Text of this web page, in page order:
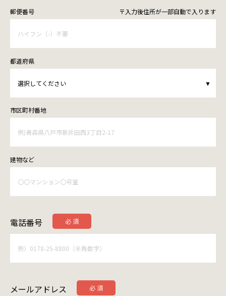
郵便番号
都道府県
市区町村番地
建物など
電話番号
メールアドレス